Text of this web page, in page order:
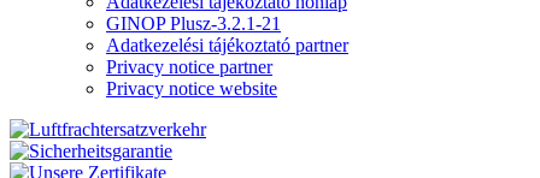
GINOP Plusz-3.2.1-21
Adatkezelési tájékoztató partner
Privacy notice partner
Privacy notice website